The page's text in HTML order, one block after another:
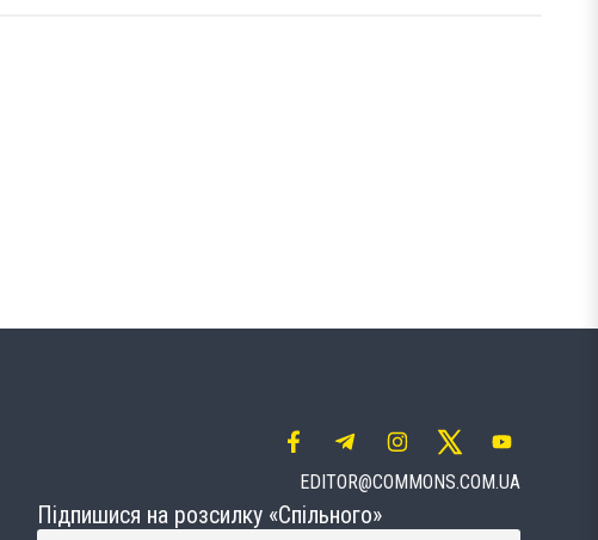
EDITOR@COMMONS.COM.UA
Підпишися на розсилку «Спільного»